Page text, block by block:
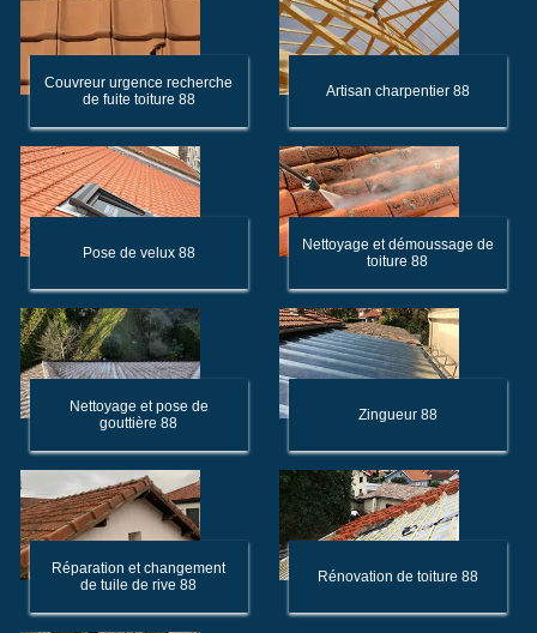
Couvreur urgence recherche
de fuite toiture 88
Artisan charpentier 88
Pose de velux 88
Nettoyage et démoussage de
toiture 88
Nettoyage et pose de
gouttière 88
Zingueur 88
Réparation et changement
de tuile de rive 88
Rénovation de toiture 88